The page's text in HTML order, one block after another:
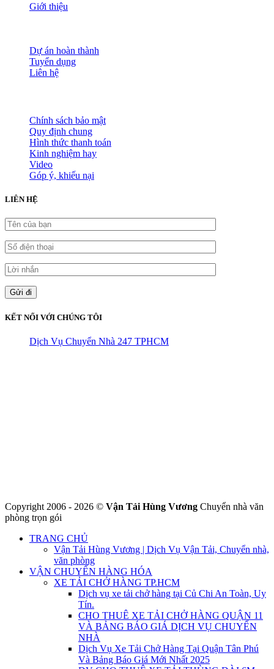
Giới thiệu
Dự án hoàn thành
Tuyển dụng
Liên hệ
Chính sách bảo mật
Quy định chung
Hình thức thanh toán
Kinh nghiệm hay
Video
Góp ý, khiếu nại
LIÊN HỆ
KẾT NỐI VỚI CHÚNG TÔI
Dịch Vụ Chuyển Nhà 247 TPHCM
Copyright 2006 - 2026 © Vận Tải Hùng Vương Chuyển nhà văn
phòng trọn gói
TRANG CHỦ
Vận Tải Hùng Vương | Dịch Vụ Vận Tải, Chuyển nhà,
văn phòng
VẬN CHUYỂN HÀNG HÓA
XE TẢI CHỞ HÀNG TP.HCM
Dịch vụ xe tải chở hàng tại Củ Chi An Toàn, Uy
Tín.
CHO THUÊ XE TẢI CHỞ HÀNG QUẬN 11
VÀ BẢNG BÁO GIÁ DỊCH VỤ CHUYỂN
NHÀ
Dịch Vụ Xe Tải Chở Hàng Tại Quận Tân Phú
Và Bảng Báo Giá Mới Nhất 2025